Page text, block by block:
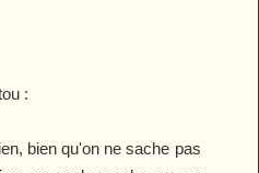
:
, bien qu'on ne sache pas